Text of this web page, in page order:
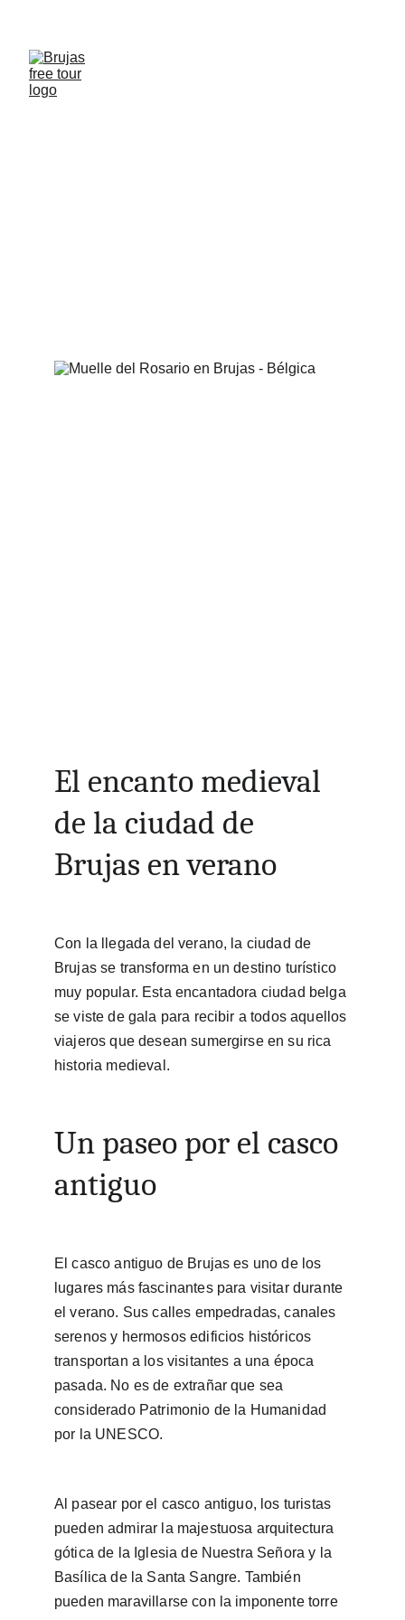
El encanto medieval
de la ciudad de
Brujas en verano
Con la llegada del verano, la ciudad de
Brujas se transforma en un destino turístico
muy popular. Esta encantadora ciudad belga
se viste de gala para recibir a todos aquellos
viajeros que desean sumergirse en su rica
historia medieval.
Un paseo por el casco
antiguo
El casco antiguo de Brujas es uno de los
lugares más fascinantes para visitar durante
el verano. Sus calles empedradas, canales
serenos y hermosos edificios históricos
transportan a los visitantes a una época
pasada. No es de extrañar que sea
considerado Patrimonio de la Humanidad
por la UNESCO.
Al pasear por el casco antiguo, los turistas
pueden admirar la majestuosa arquitectura
gótica de la Iglesia de Nuestra Señora y la
Basílica de la Santa Sangre. También
pueden maravillarse con la imponente torre